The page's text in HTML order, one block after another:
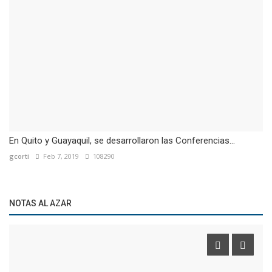
En Quito y Guayaquil, se desarrollaron las Conferencias...
gcorti Feb 7, 2019 108290
NOTAS AL AZAR